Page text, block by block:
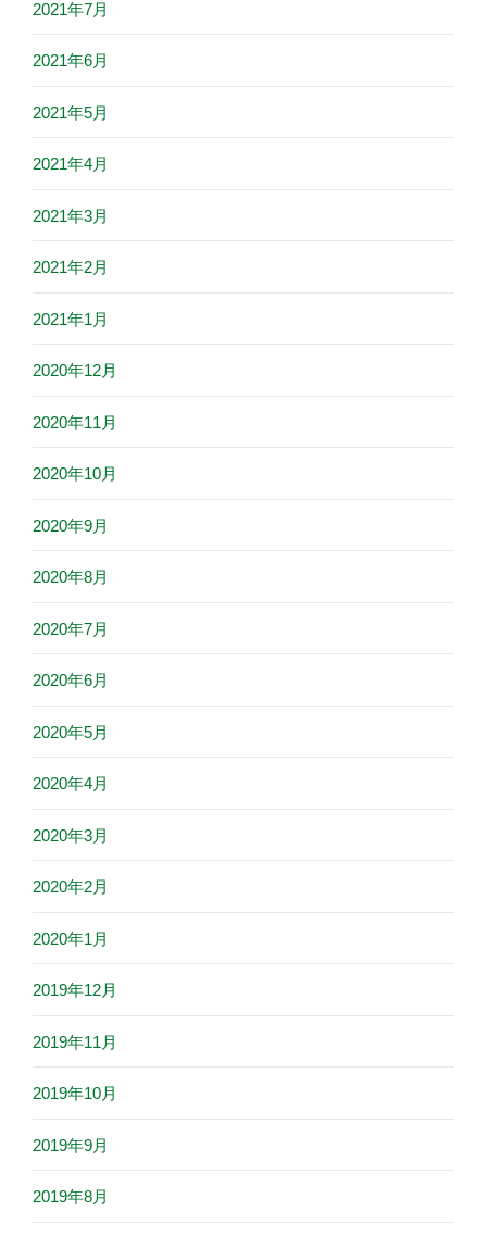
2021年7月
2021年6月
2021年5月
2021年4月
2021年3月
2021年2月
2021年1月
2020年12月
2020年11月
2020年10月
2020年9月
2020年8月
2020年7月
2020年6月
2020年5月
2020年4月
2020年3月
2020年2月
2020年1月
2019年12月
2019年11月
2019年10月
2019年9月
2019年8月